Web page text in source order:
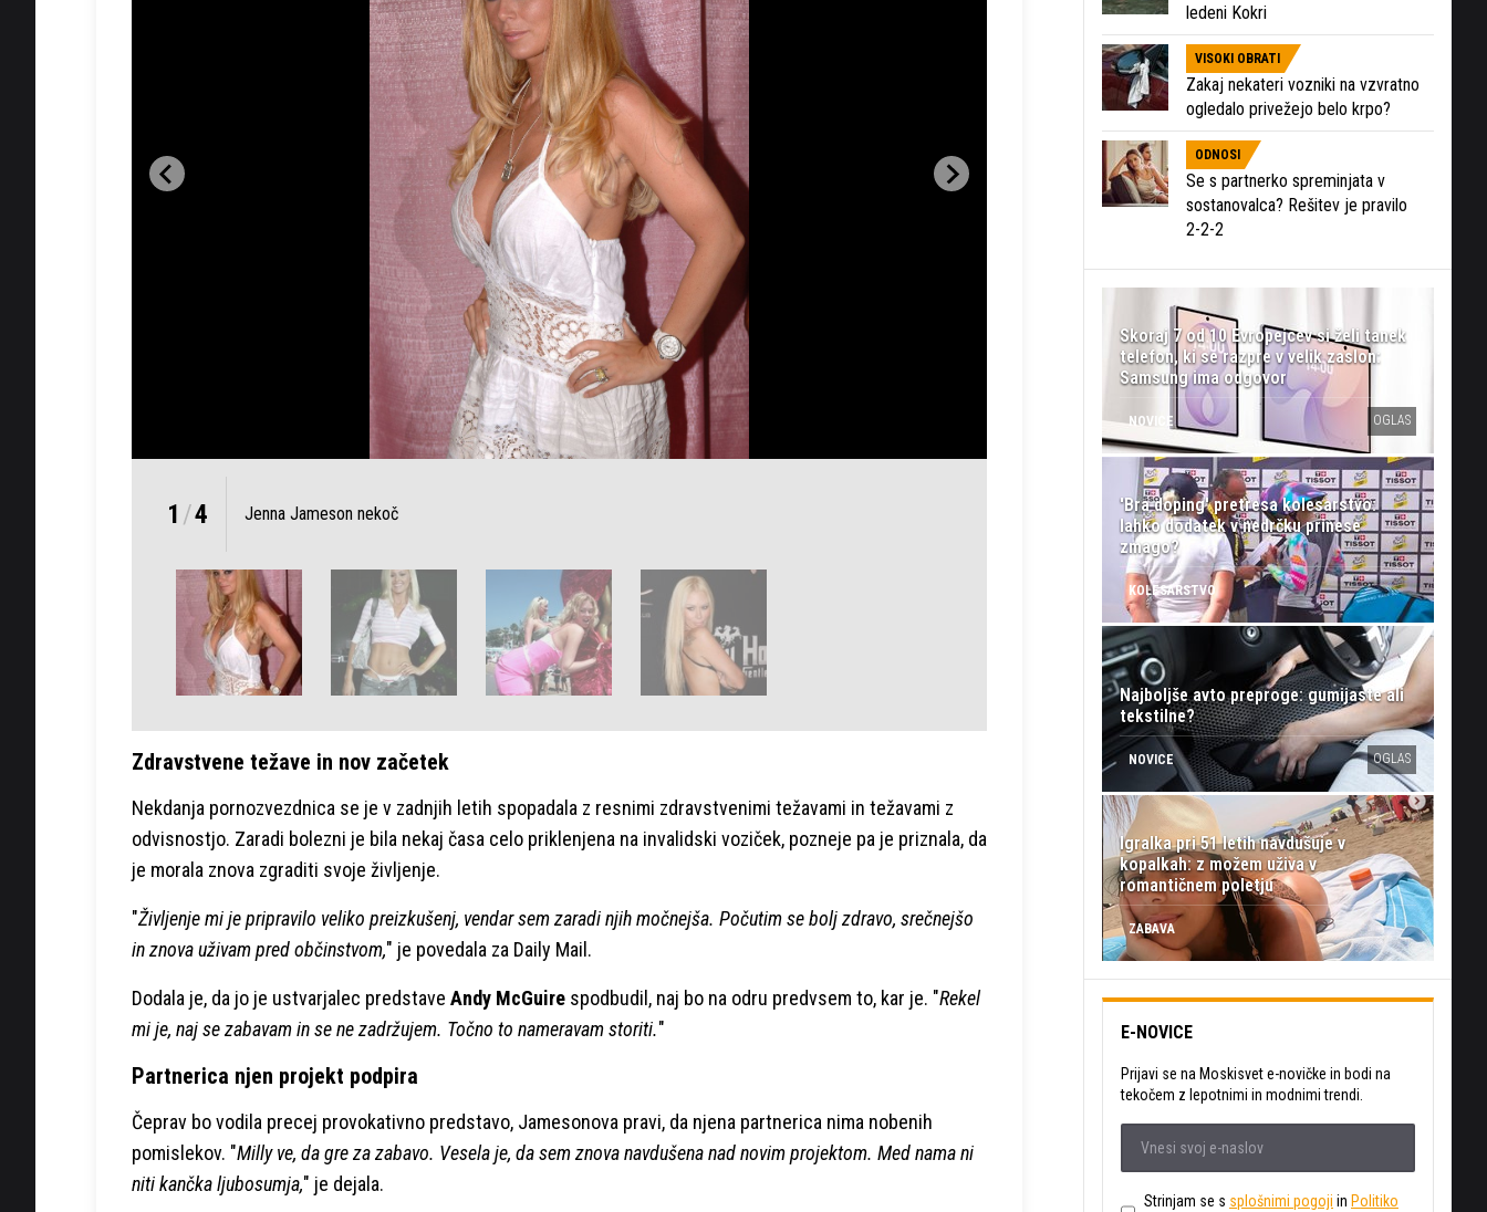
1 /4 Jenna Jameson nekoč
Zdravstvene težave in nov začetek
Nekdanja pornozvezdnica se je v zadnjih letih spopadala z resnimi zdravstvenimi težavami in težavami z
odvisnostjo. Zaradi bolezni je bila nekaj časa celo priklenjena na invalidski voziček, pozneje pa je priznala, da
je morala znova zgraditi svoje življenje.
"Življenje mi je pripravilo veliko preizkušenj, vendar sem zaradi njih močnejša. Počutim se bolj zdravo, srečnejšo
in znova uživam pred občinstvom," je povedala za Daily Mail.
Dodala je, da jo je ustvarjalec predstave Andy McGuire spodbudil, naj bo na odru predvsem to, kar je. "Rekel
mi je, naj se zabavam in se ne zadržujem. Točno to nameravam storiti."
Partnerica njen projekt podpira
Čeprav bo vodila precej provokativno predstavo, Jamesonova pravi, da njena partnerica nima nobenih
pomislekov. "Milly ve, da gre za zabavo. Vesela je, da sem znova navdušena nad novim projektom. Med nama ni
niti kančka ljubosumja," je dejala.
ledeni Kokri
VISOKI OBRATI
Zakaj nekateri vozniki na vzvratno
ogledalo privežejo belo krpo?
ODNOSI
Se s partnerko spreminjata v
sostanovalca? Rešitev je pravilo
2-2-2
Skoraj 7 od 10 Evropejcev si želi tanek
telefon, ki se razpre v velik zaslon:
Samsung ima odgovor
NOVICE OGLAS
'Bra doping' pretresa kolesarstvo:
lahko dodatek v nedrčku prinese
zmago?
KOLESARSTVO
Najboljše avto preproge: gumijaste ali
tekstilne?
NOVICE OGLAS
Igralka pri 51 letih navdušuje v
kopalkah: z možem uživa v
romantičnem poletju
ZABAVA
E-NOVICE
Prijavi se na Moskisvet e-novičke in bodi na
tekočem z lepotnimi in modnimi trendi.
Strinjam se s splošnimi pogoji in Politiko